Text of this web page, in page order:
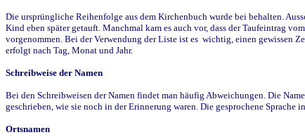
Die ursprüngliche Reihenfolge aus dem Kirchenbuch wurde bei behalten.
Kind eben später getauft. Manchmal kam es auch vor, dass der Taufeintrag
vorgenommen. Bei der Verwendung der Liste ist es wichtig, einen gewissen
erfolgt nach Tag, Monat und Jahr.
Schreibweise der Namen
Bei den Schreibweisen der Namen findet man häufig Abweichungen. Die
geschrieben, wie sie noch in der Erinnerung waren. Die gesprochene
Ortsnamen